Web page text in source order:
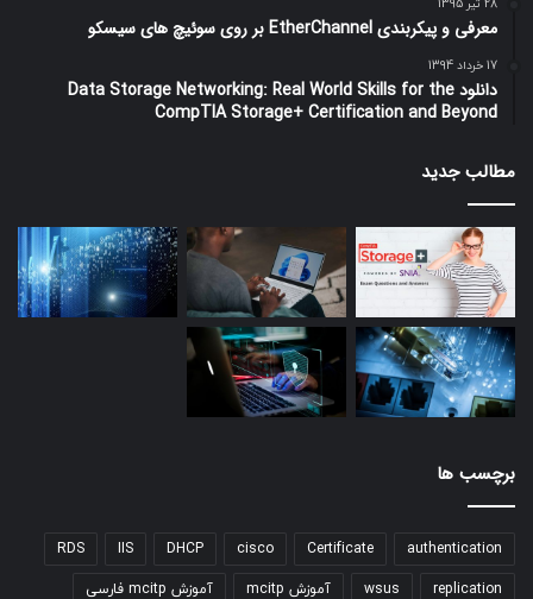
28 تیر 1395
معرفی و پیکربندی EtherChannel بر روی سوئیچ های سیسکو
17 خرداد 1394
دانلود Data Storage Networking: Real World Skills for the
CompTIA Storage+ Certification and Beyond
مطالب جدید
برچسب ها
authentication
Certificate
cisco
DHCP
IIS
RDS
replication
wsus آموزش mcitp آموزش mcitp فارسی